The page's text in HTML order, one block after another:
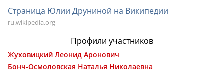
Страница Юлии Друниной на Википедии
ru.wikipedia.org
Профили участников
Жуховицкий Леонид Аронович
Бонч-Осмоловская Наталья Николаевна